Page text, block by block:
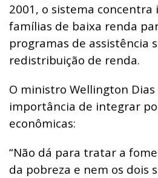
2001, o sistema concentra
famílias de baixa renda
programas de assistência
redistribuição de renda.
O ministro Wellington Dias
importância de integrar
econômicas:
“Não dá para tratar a
da pobreza e nem os dois